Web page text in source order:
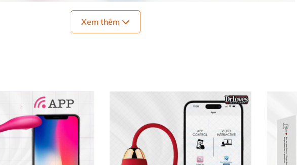
đến trải nghiệm kích thích âm đạo và điểm G mạnh mẽ nhưng vẫn
nữ một cách hiệu quả.
hình dạng dương vật thật với bao quy đầu tinh tế, tạo cảm giác
1 chế độ rung điều chỉnh được lực từ nhẹ đến mạnh, phù hợp với mọi
Xem thêm